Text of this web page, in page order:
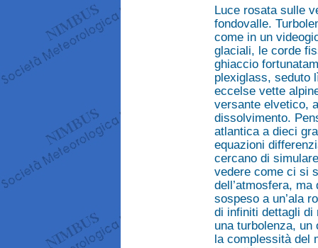
Luce rosata sulle
fondovalle.
come in un
glaciali, le corde
ghiaccio
plexiglass, seduto
eccelse vette
versante elvetico,
dissolvimento.
atlantica a dieci
equazioni
cercano di
vedere come ci si
dell’atmosfera,
sospeso a un’ala
di infiniti dettagli di
una turbolenza, un
la complessità del